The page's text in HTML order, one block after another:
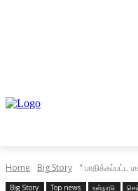
Home Big Story " பாதிக்கப்பட்ட
Big Story Top news உள்நாடு